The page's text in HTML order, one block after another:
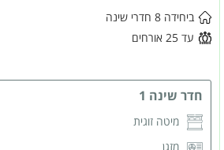
ביחידה 8 חדרי שינה
עד 25 אורחים
חדר שינה 1
מיטה זוגית
מזגן